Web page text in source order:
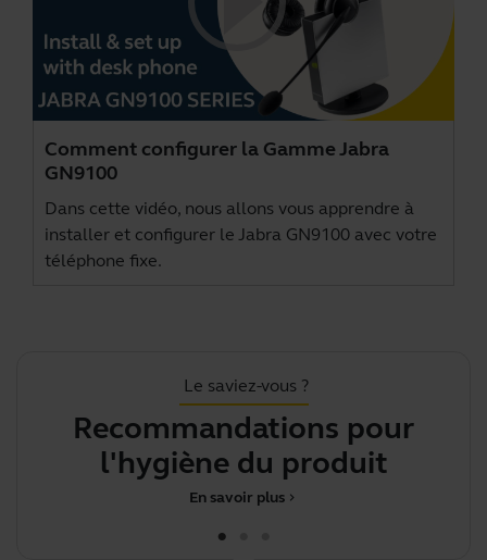
Comment configurer la Gamme Jabra
GN9100
Dans cette vidéo, nous allons vous apprendre à
installer et configurer le Jabra GN9100 avec votre
téléphone fixe.
Le saviez-vous ?
Recommandations pour
l'hygiène du produit
chevron_right
En savoir plus